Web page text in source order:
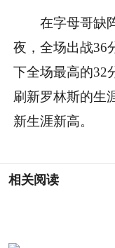
在字母哥缺
夜，全场出战36
下全场最高的32
刷新罗林斯的生
新生涯新高。
相关阅读